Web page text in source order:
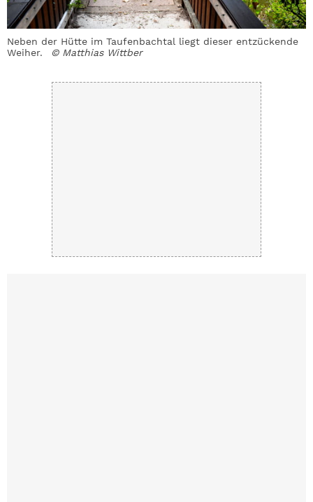
Neben der Hütte im Taufenbachtal liegt dieser entzückende
Weiher.
© Matthias Wittber